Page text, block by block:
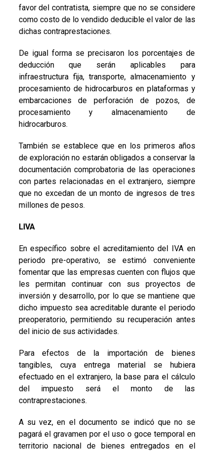
favor del contratista, siempre que no se considere
como costo de lo vendido deducible el valor de las
dichas contraprestaciones.
De igual forma se precisaron los porcentajes de
deducción que serán aplicables para
infraestructura fija, transporte, almacenamiento y
procesamiento de hidrocarburos en plataformas y
embarcaciones de perforación de pozos, de
procesamiento y almacenamiento de
hidrocarburos.
También se establece que en los primeros años
de exploración no estarán obligados a conservar la
documentación comprobatoria de las operaciones
con partes relacionadas en el extranjero, siempre
que no excedan de un monto de ingresos de tres
millones de pesos.
LIVA
En específico sobre el acreditamiento del IVA en
periodo pre-operativo, se estimó conveniente
fomentar que las empresas cuenten con flujos que
les permitan continuar con sus proyectos de
inversión y desarrollo, por lo que se mantiene que
dicho impuesto sea acreditable durante el periodo
preoperatorio, permitiendo su recuperación antes
del inicio de sus actividades.
Para efectos de la importación de bienes
tangibles, cuya entrega material se hubiera
efectuado en el extranjero, la base para el cálculo
del impuesto será el monto de las
contraprestaciones.
A su vez, en el documento se indicó que no se
pagará el gravamen por el uso o goce temporal en
territorio nacional de bienes entregados en el